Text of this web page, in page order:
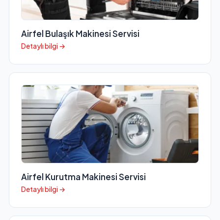
Airfel Bulaşık Makinesi Servisi
Detaylı bilgi →
Airfel Kurutma Makinesi Servisi
Detaylı bilgi →